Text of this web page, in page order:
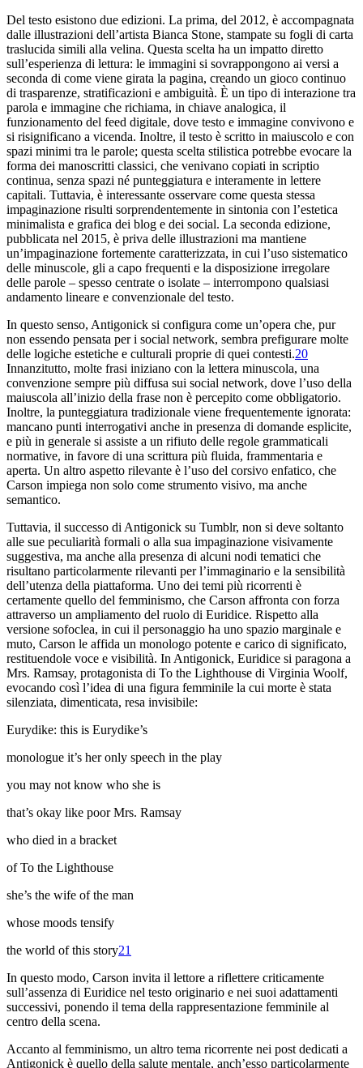
Del testo esistono due edizioni. La prima, del 2012, è accompagnata
dalle illustrazioni dell’artista Bianca Stone, stampate su fogli di carta
traslucida simili alla velina. Questa scelta ha un impatto diretto
sull’esperienza di lettura: le immagini si sovrappongono ai versi a
seconda di come viene girata la pagina, creando un gioco continuo
di trasparenze, stratificazioni e ambiguità. È un tipo di interazione tra
parola e immagine che richiama, in chiave analogica, il
funzionamento del feed digitale, dove testo e immagine convivono e
si risignificano a vicenda. Inoltre, il testo è scritto in maiuscolo e con
spazi minimi tra le parole; questa scelta stilistica potrebbe evocare la
forma dei manoscritti classici, che venivano copiati in scriptio
continua, senza spazi né punteggiatura e interamente in lettere
capitali. Tuttavia, è interessante osservare come questa stessa
impaginazione risulti sorprendentemente in sintonia con l’estetica
minimalista e grafica dei blog e dei social. La seconda edizione,
pubblicata nel 2015, è priva delle illustrazioni ma mantiene
un’impaginazione fortemente caratterizzata, in cui l’uso sistematico
delle minuscole, gli a capo frequenti e la disposizione irregolare
delle parole – spesso centrate o isolate – interrompono qualsiasi
andamento lineare e convenzionale del testo.
In questo senso, Antigonick si configura come un’opera che, pur
non essendo pensata per i social network, sembra prefigurare molte
delle logiche estetiche e culturali proprie di quei contesti.20
Innanzitutto, molte frasi iniziano con la lettera minuscola, una
convenzione sempre più diffusa sui social network, dove l’uso della
maiuscola all’inizio della frase non è percepito come obbligatorio.
Inoltre, la punteggiatura tradizionale viene frequentemente ignorata:
mancano punti interrogativi anche in presenza di domande esplicite,
e più in generale si assiste a un rifiuto delle regole grammaticali
normative, in favore di una scrittura più fluida, frammentaria e
aperta. Un altro aspetto rilevante è l’uso del corsivo enfatico, che
Carson impiega non solo come strumento visivo, ma anche
semantico.
Tuttavia, il successo di Antigonick su Tumblr, non si deve soltanto
alle sue peculiarità formali o alla sua impaginazione visivamente
suggestiva, ma anche alla presenza di alcuni nodi tematici che
risultano particolarmente rilevanti per l’immaginario e la sensibilità
dell’utenza della piattaforma. Uno dei temi più ricorrenti è
certamente quello del femminismo, che Carson affronta con forza
attraverso un ampliamento del ruolo di Euridice. Rispetto alla
versione sofoclea, in cui il personaggio ha uno spazio marginale e
muto, Carson le affida un monologo potente e carico di significato,
restituendole voce e visibilità. In Antigonick, Euridice si paragona a
Mrs. Ramsay, protagonista di To the Lighthouse di Virginia Woolf,
evocando così l’idea di una figura femminile la cui morte è stata
silenziata, dimenticata, resa invisibile:
Eurydike: this is Eurydike’s
monologue it’s her only speech in the play
you may not know who she is
that’s okay like poor Mrs. Ramsay
who died in a bracket
of To the Lighthouse
she’s the wife of the man
whose moods tensify
the world of this story21
In questo modo, Carson invita il lettore a riflettere criticamente
sull’assenza di Euridice nel testo originario e nei suoi adattamenti
successivi, ponendo il tema della rappresentazione femminile al
centro della scena.
Accanto al femminismo, un altro tema ricorrente nei post dedicati a
Antigonick è quello della salute mentale, anch’esso particolarmente